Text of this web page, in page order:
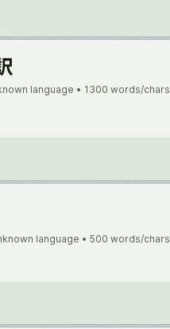
language • 1300 words/chars
language • 500 words/chars